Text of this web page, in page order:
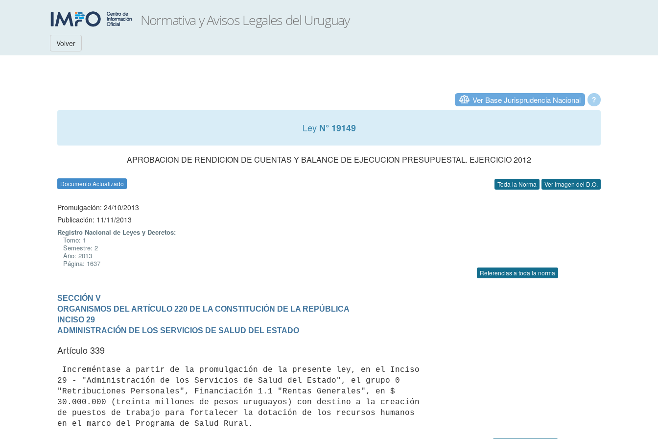
Volver
?
Ver Base Jurisprudencia Nacional
Ley N° 19149
APROBACION DE RENDICION DE CUENTAS Y BALANCE DE EJECUCION PRESUPUESTAL. EJERCICIO 2012
Documento Actualizado Toda la Norma Ver Imagen del D.O.
Promulgación: 24/10/2013
Publicación: 11/11/2013
Registro Nacional de Leyes y Decretos:
Tomo: 1
Semestre: 2
Año: 2013
Página: 1637
Referencias a toda la norma
SECCIÓN V
ORGANISMOS DEL ARTÍCULO 220 DE LA CONSTITUCIÓN DE LA REPÚBLICA
INCISO 29
ADMINISTRACIÓN DE LOS SERVICIOS DE SALUD DEL ESTADO
Artículo 339
29 - "Administración de los Servicios de Salud del Estado", el grupo 0
"Retribuciones Personales", Financiación 1.1 "Rentas Generales", en $
30.000.000 (treinta millones de pesos uruguayos) con destino a la creación
de puestos de trabajo para fortalecer la dotación de los recursos humanos